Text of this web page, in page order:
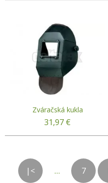
Zváračská kukla
31,97 €
|< … 7